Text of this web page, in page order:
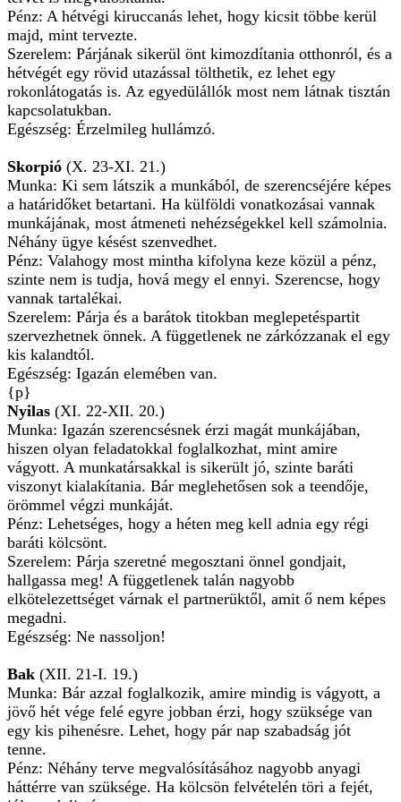
Pénz: A hétvégi kiruccanás lehet, hogy kicsit többe kerül
majd, mint tervezte.
Szerelem: Párjának sikerül önt kimozdítania otthonról, és a
hétvégét egy rövid utazással tölthetik, ez lehet egy
rokonlátogatás is. Az egyedülállók most nem látnak tisztán
kapcsolatukban.
Egészség: Érzelmileg hullámzó.
Skorpió (X. 23-XI. 21.)
Munka: Ki sem látszik a munkából, de szerencséjére képes
a határidőket betartani. Ha külföldi vonatkozásai vannak
munkájának, most átmeneti nehézségekkel kell számolnia.
Néhány ügye késést szenvedhet.
Pénz: Valahogy most mintha kifolyna keze közül a pénz,
szinte nem is tudja, hová megy el ennyi. Szerencse, hogy
vannak tartalékai.
Szerelem: Párja és a barátok titokban meglepetéspartit
szervezhetnek önnek. A függetlenek ne zárkózzanak el egy
kis kalandtól.
Egészség: Igazán elemében van.
{p}
Nyilas (XI. 22-XII. 20.)
Munka: Igazán szerencsésnek érzi magát munkájában,
hiszen olyan feladatokkal foglalkozhat, mint amire
vágyott. A munkatársakkal is sikerült jó, szinte baráti
viszonyt kialakítania. Bár meglehetősen sok a teendője,
örömmel végzi munkáját.
Pénz: Lehetséges, hogy a héten meg kell adnia egy régi
baráti kölcsönt.
Szerelem: Párja szeretné megosztani önnel gondjait,
hallgassa meg! A függetlenek talán nagyobb
elkötelezettséget várnak el partnerüktől, amit ő nem képes
megadni.
Egészség: Ne nassoljon!
Bak (XII. 21-I. 19.)
Munka: Bár azzal foglalkozik, amire mindig is vágyott, a
jövő hét vége felé egyre jobban érzi, hogy szüksége van
egy kis pihenésre. Lehet, hogy pár nap szabadság jót
tenne.
Pénz: Néhány terve megvalósításához nagyobb anyagi
háttérre van szüksége. Ha kölcsön felvételén töri a fejét,